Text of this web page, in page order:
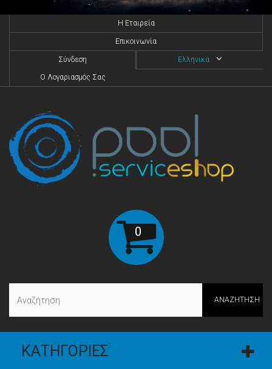
H Eταιρεία
Επικοινωνία
Ελληνικά
Σύνδεση
O Λογαριασμός Σας
0
ΑΝΑΖΉΤΗΣΗ
ΚΑΤΗΓΟΡΊΕΣ